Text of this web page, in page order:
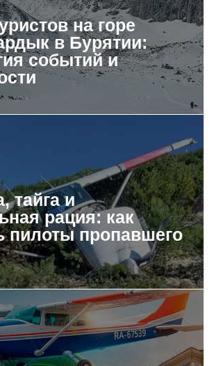
на горе
в Бурятии:
событий и
тайга и
рация: как
пилоты пропавшего